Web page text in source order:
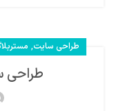
طراحی سایت,
طراحی